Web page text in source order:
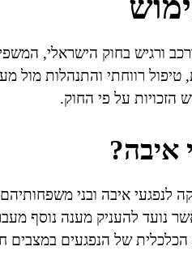
ורגיש בחוק הישראלי,
רווחתי והתנהלות מול
הזכויות על פי החוק.
איבה?
איבה ובני משפחותיהם
נועד להעניק מענה נוסף
של הנפגעים במצבים